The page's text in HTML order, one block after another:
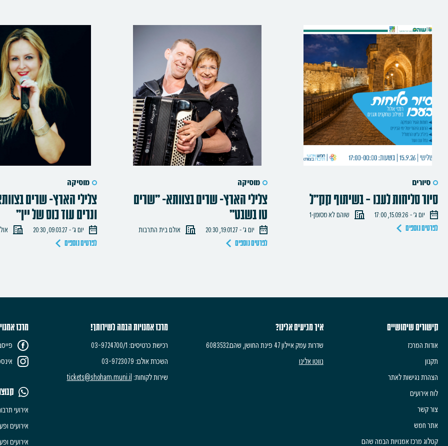
סיורים
סיור סליחות לעכו – בשיתוף קק"ל
יום ג׳ - 15.09.26, 17:00 שוהם לא מסומן-1
לפרטים נוספים
מוסיקה
צלילי הארץ- שרים בצוותא- "שרים
טו בשבט"
יום ג׳ - 19.01.27, 20:30 אולם בית התרבות
לפרטים נוספים
מוסיקה
צלילי הארץ- שרים
ונרים עוד כוס של יין"
יום ג׳ - 09.03.27, 20:30
לפרטים נוספים
קישורים שימושיים
אודות המרכז
תקנון
הצהרת נגישות לאתר
לוח אירועים
צור קשר
אתר חמש
קטלוג מרכז אמנויות הבמה שהם
איך מגיעים אלינו?
שדרות עמק איילון 47 פינת החושן, שהם.6083532
נווטו אלינו
מרכז אמנויות הבמה לשירותך!
רכישת כרטיסים: 03-9724700/1
השכרת אולם: 03-9723079
שירות לקוחות:tickets@shoham.muni.il
מרכז
אירועי
אירועים
אירועים